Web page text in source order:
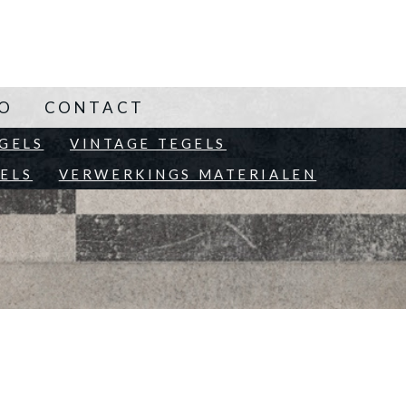
VINTAGE TEGELS
VERWERKINGS MATERIALEN
CONTACT